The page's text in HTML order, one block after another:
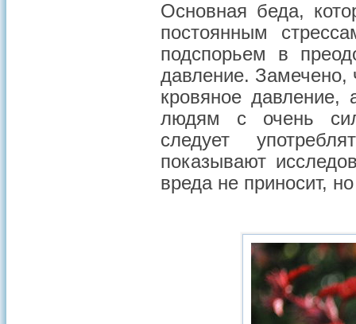
Основная беда,
постоянным
подспорьем в
давление. Замечено,
кровяное
людям с очень
следует
показывают
вреда не приносит,